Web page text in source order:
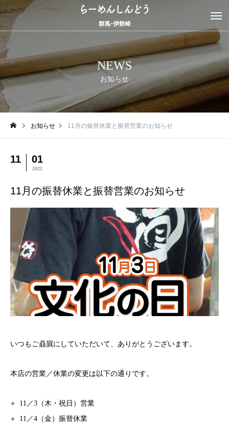
NEWS
お知らせ
お知らせ 11月の振替休業と振替営業のお知らせ
11 01
2022
11月の振替休業と振替営業のお知らせ
いつもご贔屓にしていただいて、ありがとうございます。
本店の営業／休業の変更は以下の通りです。
11／3（木・祝日）営業
11／4（金）振替休業